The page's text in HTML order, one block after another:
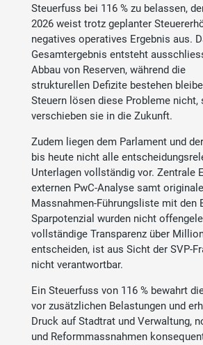
Steuerfuss bei 116 % zu belassen,
2026 weist trotz geplanter
negatives operatives Ergebnis aus.
Gesamtergebnis entsteht
Abbau von Reserven, während die
strukturellen Defizite bestehen
Steuern lösen diese Probleme nicht,
verschieben sie in die Zukunft.
Zudem liegen dem Parlament und
bis heute nicht alle
Unterlagen vollständig vor. Zentrale
externen PwC-Analyse samt
Massnahmen-Führungsliste mit den
Sparpotenzial wurden nicht
vollständige Transparenz über
entscheiden, ist aus Sicht der SVP-
nicht verantwortbar.
Ein Steuerfuss von 116 % bewahrt
vor zusätzlichen Belastungen und
Druck auf Stadtrat und Verwaltung,
und Reformmassnahmen